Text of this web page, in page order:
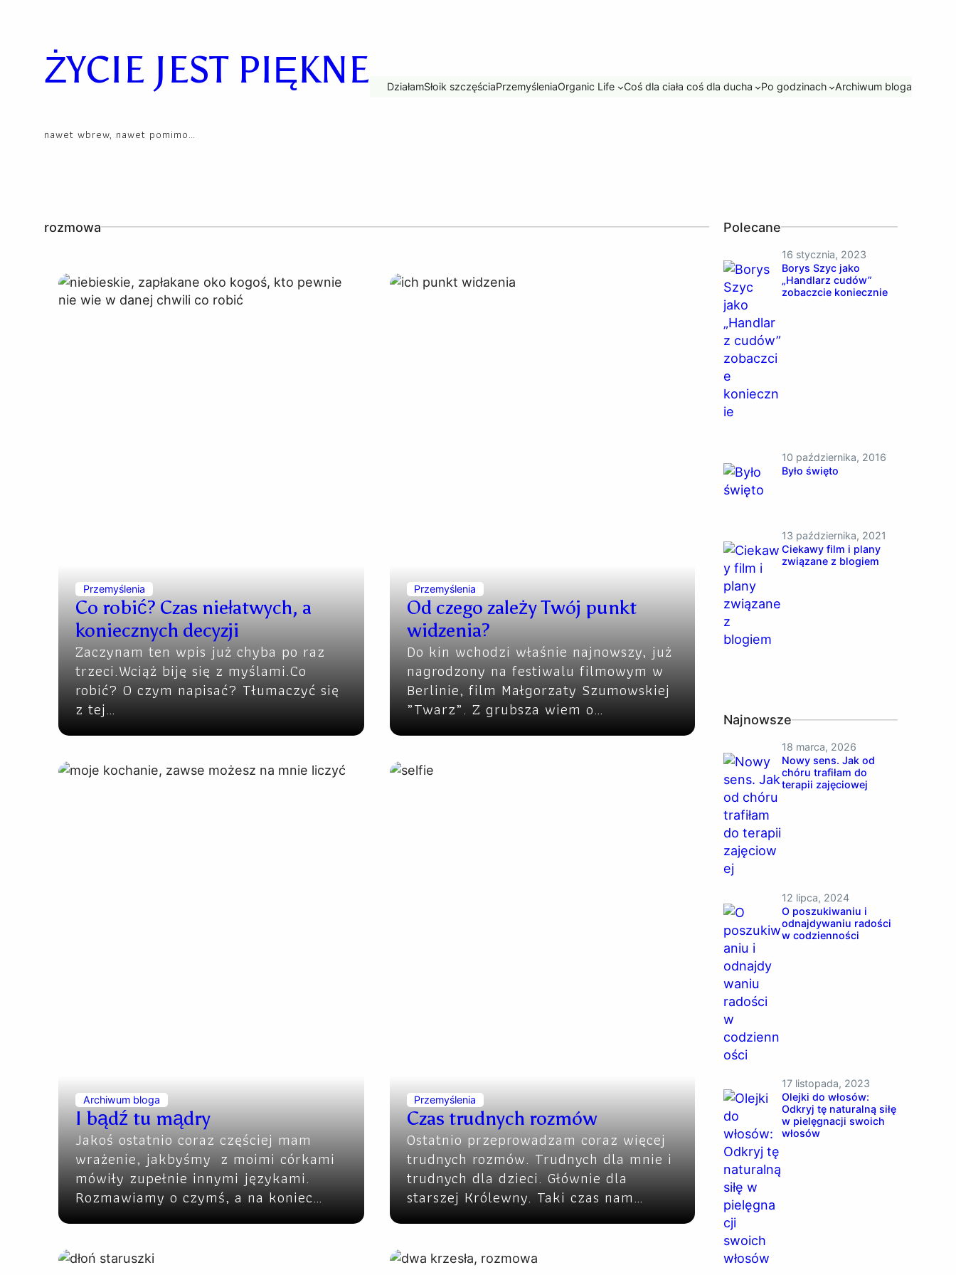
ŻYCIE JEST PIĘKNE
nawet wbrew, nawet pomimo…
DziałamSłoik szczęściaPrzemyśleniaOrganic Life Coś dla ciała coś dla ducha Po godzinach Archiwum bloga
rozmowa
Przemyślenia
Co robić? Czas niełatwych, a
koniecznych decyzji
Zaczynam ten wpis już chyba po raz
trzeci.Wciąż biję się z myślami.Co
robić? O czym napisać? Tłumaczyć się
z tej…
Przemyślenia
Od czego zależy Twój punkt
widzenia?
Do kin wchodzi właśnie najnowszy, już
nagrodzony na festiwalu filmowym w
Berlinie, film Małgorzaty Szumowskiej
„Twarz”. Z grubsza wiem o…
Archiwum bloga
I bądź tu mądry
Jakoś ostatnio coraz częściej mam
wrażenie, jakbyśmy z moimi córkami
mówiły zupełnie innymi językami.
Rozmawiamy o czymś, a na koniec…
Przemyślenia
Czas trudnych rozmów
Ostatnio przeprowadzam coraz więcej
trudnych rozmów. Trudnych dla mnie i
trudnych dla dzieci. Głównie dla
starszej Królewny. Taki czas nam…
Polecane
16 stycznia, 2023
Borys Szyc jako
„Handlarz cudów”
zobaczcie koniecznie
10 października, 2016
Było święto
13 października, 2021
Ciekawy film i plany
związane z blogiem
Najnowsze
18 marca, 2026
Nowy sens. Jak od
chóru trafiłam do
terapii zajęciowej
12 lipca, 2024
O poszukiwaniu i
odnajdywaniu radości
w codzienności
17 listopada, 2023
Olejki do włosów:
Odkryj tę naturalną siłę
w pielęgnacji swoich
włosów